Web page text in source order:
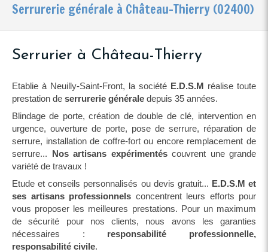
Serrurerie générale à Château-Thierry (02400)
Serrurier à Château-Thierry
Etablie à Neuilly-Saint-Front, la société E.D.S.M réalise toute
prestation de serrurerie générale depuis 35 années.
Blindage de porte, création de double de clé, intervention en
urgence, ouverture de porte, pose de serrure, réparation de
serrure, installation de coffre-fort ou encore remplacement de
serrure... Nos artisans expérimentéscouvrent une grande
variété de travaux !
Etude et conseils personnalisés ou devis gratuit... E.D.S.M et
ses artisans professionnels concentrent leurs efforts pour
vous proposer les meilleures prestations. Pour un maximum
de sécurité pour nos clients, nous avons les garanties
nécessaires : responsabilité professionnelle,
responsabilité civile.